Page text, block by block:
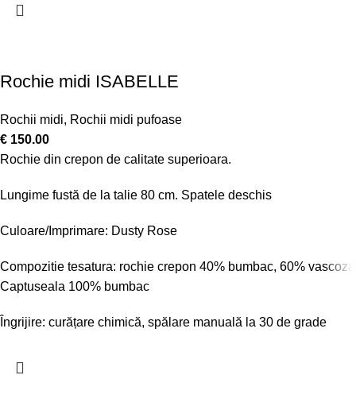
Rochie midi ISABELLE
Rochii midi, Rochii midi pufoase
€ 150.00
Rochie din crepon de calitate superioara.
Lungime fustă de la talie 80 cm. Spatele deschis
Culoare/Imprimare: Dusty Rose
Compozitie tesatura: rochie crepon 40% bumbac, 60% vascoza
Captuseala 100% bumbac
Îngrijire: curățare chimică, spălare manuală la 30 de grade